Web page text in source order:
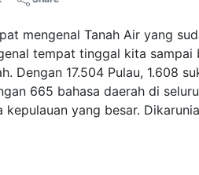
mengenal Tanah Air yang
tempat tinggal kita sampai
Dengan 17.504 Pulau, 1.608
665 bahasa daerah di
kepulauan yang besar.